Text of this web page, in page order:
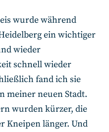
wurde während
ein wichtiger
wieder
schnell wieder
fand ich sie
meiner neuen Stadt.
wurden kürzer, die
Kneipen länger. Und